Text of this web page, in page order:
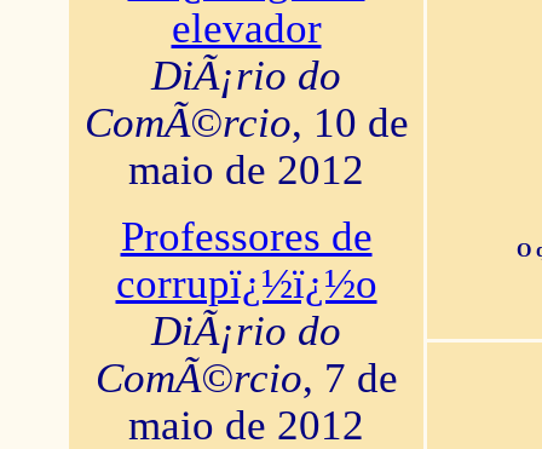
elevador
DiÃ¡rio do
ComÃ©rcio, 10 de
maio de 2012
Professores de
corrupï¿½ï¿½o
DiÃ¡rio do
ComÃ©rcio, 7 de
maio de 2012
O